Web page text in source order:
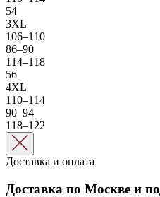
54
3XL
106–110
86–90
114–118
56
4XL
110–114
90–94
118–122
Доставка и оплата
Доставка по Москве и